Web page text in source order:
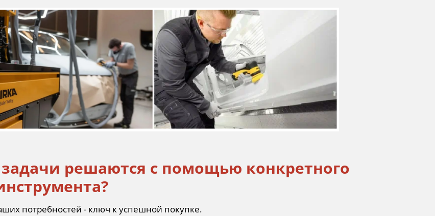
решаются с помощью конкретного
потребностей - ключ к успешной покупке.